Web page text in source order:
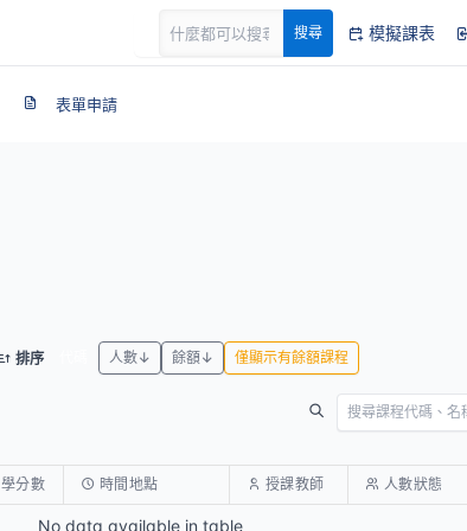
搜尋 模擬課表
表單申請
排序 人數↓ 餘額↓ 僅顯示有餘額課程
學分數 時間地點 授課教師 人數狀態
No data available in table